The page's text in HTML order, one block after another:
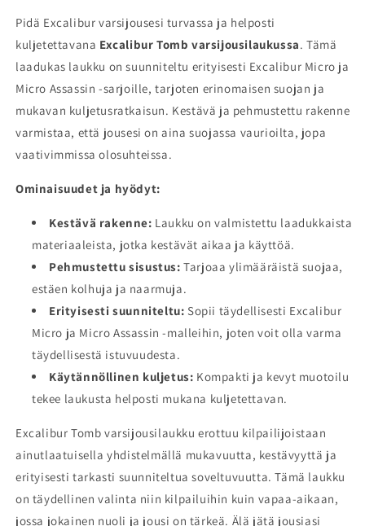
Pidä Excalibur varsijousesi turvassa ja helposti
kuljetettavana Excalibur Tomb varsijousilaukussa. Tämä
laadukas laukku on suunniteltu erityisesti Excalibur Micro ja
Micro Assassin -sarjoille, tarjoten erinomaisen suojan ja
mukavan kuljetusratkaisun. Kestävä ja pehmustettu rakenne
varmistaa, että jousesi on aina suojassa vaurioilta, jopa
vaativimmissa olosuhteissa.
Ominaisuudet ja hyödyt:
Kestävä rakenne: Laukku on valmistettu laadukkaista
materiaaleista, jotka kestävät aikaa ja käyttöä.
Pehmustettu sisustus: Tarjoaa ylimääräistä suojaa,
estäen kolhuja ja naarmuja.
Erityisesti suunniteltu: Sopii täydellisesti Excalibur
Micro ja Micro Assassin -malleihin, joten voit olla varma
täydellisestä istuvuudesta.
Käytännöllinen kuljetus: Kompakti ja kevyt muotoilu
tekee laukusta helposti mukana kuljetettavan.
Excalibur Tomb varsijousilaukku erottuu kilpailijoistaan
ainutlaatuisella yhdistelmällä mukavuutta, kestävyyttä ja
erityisesti tarkasti suunniteltua soveltuvuutta. Tämä laukku
on täydellinen valinta niin kilpailuihin kuin vapaa-aikaan,
jossa jokainen nuoli ja jousi on tärkeä. Älä jätä jousiasi